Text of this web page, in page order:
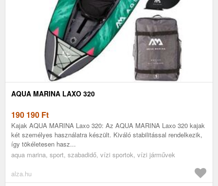
AQUA MARINA LAXO 320
190 190 Ft
Kajak AQUA MARINA Laxo 320: Az AQUA MARINA Laxo 320 kajak
két személyes használatra készült. Kiváló stabilitással rendelkezik,
így tökéletesen hasz...
aqua marina, sport, szabadidő, vízi sportok, vízi járművek
alza.hu